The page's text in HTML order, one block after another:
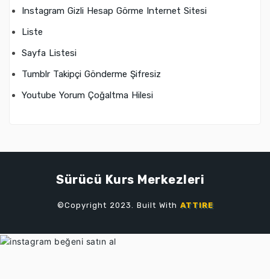
Instagram Gizli Hesap Görme Internet Sitesi
Liste
Sayfa Listesi
Tumblr Takipçi Gönderme Şifresiz
Youtube Yorum Çoğaltma Hilesi
Sürücü Kurs Merkezleri
©Copyright 2023. Built With ATTIRE